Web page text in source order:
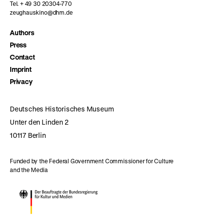
Tel. + 49 30 20304-770
zeughauskino@dhm.de
Authors
Press
Contact
Imprint
Privacy
Deutsches Historisches Museum
Unter den Linden 2
10117 Berlin
Funded by the Federal Government Commissioner for Culture
and the Media